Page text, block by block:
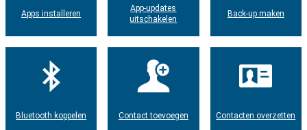
Apps installeren
App-updates
uitschakelen
Back-up maken
Bluetooth koppelen Contact toevoegen Contacten overzetten